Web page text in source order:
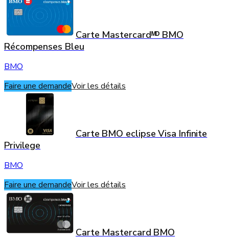
Carte Mastercardᴹᴰ BMO
Récompenses Bleu
BMO
Faire une demandeVoir les détails
Carte BMO eclipse Visa Infinite
Privilege
BMO
Faire une demandeVoir les détails
Carte Mastercard BMO